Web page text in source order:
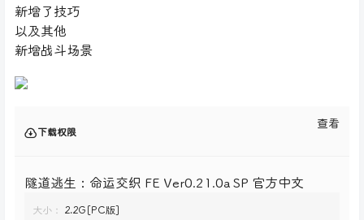
新增了技巧
以及其他
新增战斗场景
下载权限
查看
隧道逃生：命运交织 FE Ver0.21.0a SP 官方中文
大小：
2.2G[PC版]